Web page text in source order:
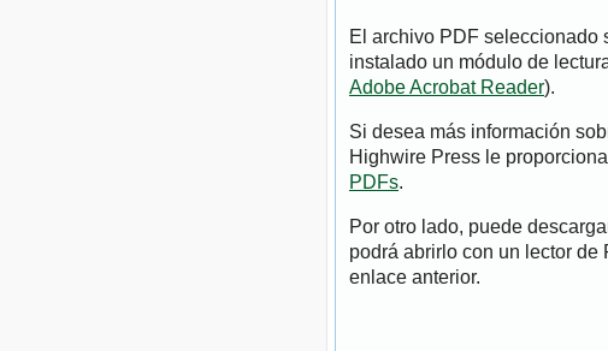
El archivo PDF seleccionado
instalado un módulo de
Adobe Acrobat Reader).
Si desea más información
Highwire Press le
PDFs.
Por otro lado, puede
podrá abrirlo con un lector de
enlace anterior.